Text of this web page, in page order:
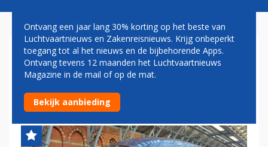
EUROSTAR VANAF 30 APRIL
RECHTSTREEKS AMSTERDAM
- LONDEN
Ontvang een jaar lang 30% korting op het beste van
Luchtvaartnieuws en Zakenreisnieuws. Krijg onbeperkt
toegang tot al het nieuws en de bijbehorende Apps.
Ontvang tevens 12 maanden het Luchtvaartnieuws
Magazine in de mail of op de mat.
Bekijk aanbieding